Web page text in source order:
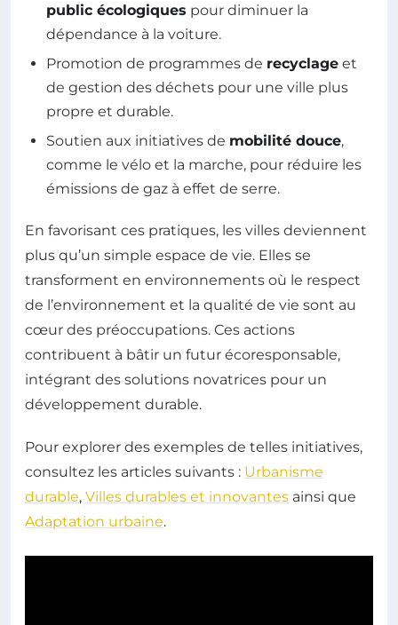
public écologiques pour diminuer la
dépendance à la voiture.
Promotion de programmes de recyclage et
de gestion des déchets pour une ville plus
propre et durable.
Soutien aux initiatives de mobilité douce,
comme le vélo et la marche, pour réduire les
émissions de gaz à effet de serre.
En favorisant ces pratiques, les villes deviennent
plus qu’un simple espace de vie. Elles se
transforment en environnements où le respect
de l’environnement et la qualité de vie sont au
cœur des préoccupations. Ces actions
contribuent à bâtir un futur écoresponsable,
intégrant des solutions novatrices pour un
développement durable.
Pour explorer des exemples de telles initiatives,
consultez les articles suivants : Urbanisme
durable, Villes durables et innovantes ainsi que
Adaptation urbaine.